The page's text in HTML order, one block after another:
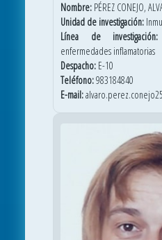
Nombre: PÉREZ CONEJO,
Unidad de investigación:
Línea de investigación:
enfermedades inflamatorias
Despacho: E-10
Teléfono:983184840
E-mail: